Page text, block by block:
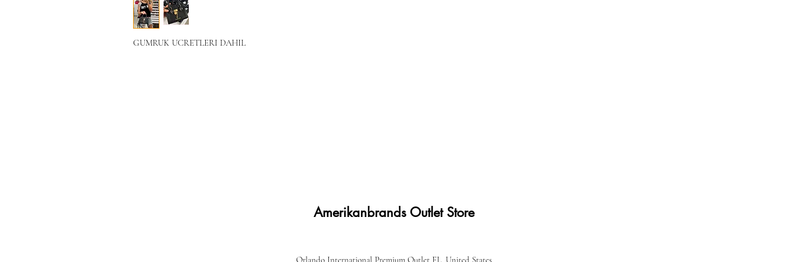
GUMRUK UCRETLERI DAHIL
Amerikanbrands Outlet Store
Orlando International Premium Outlet FL, United States